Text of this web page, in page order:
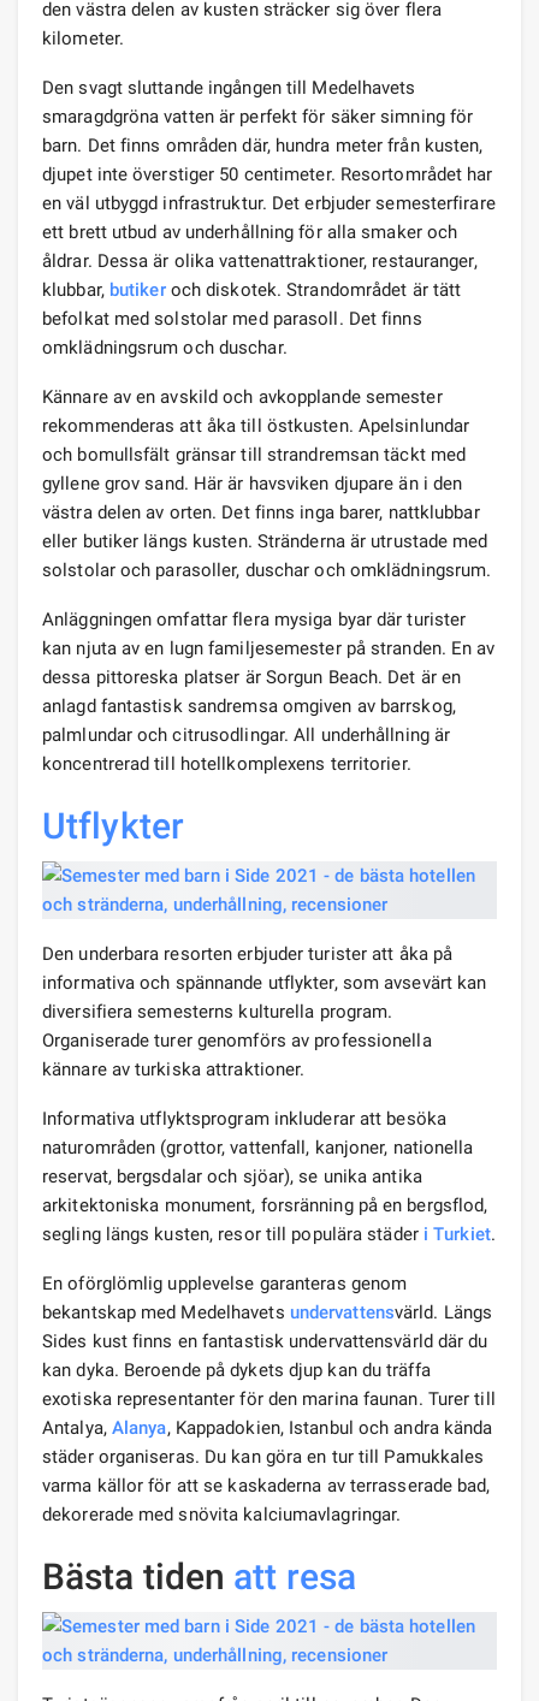
den västra delen av kusten sträcker sig över flera
kilometer.
Den svagt sluttande ingången till Medelhavets
smaragdgröna vatten är perfekt för säker simning för
barn. Det finns områden där, hundra meter från kusten,
djupet inte överstiger 50 centimeter. Resortområdet har
en väl utbyggd infrastruktur. Det erbjuder semesterfirare
ett brett utbud av underhållning för alla smaker och
åldrar. Dessa är olika vattenattraktioner, restauranger,
klubbar, butikeroch diskotek. Strandområdet är tätt
befolkat med solstolar med parasoll. Det finns
omklädningsrum och duschar.
Kännare av en avskild och avkopplande semester
rekommenderas att åka till östkusten. Apelsinlundar
och bomullsfält gränsar till strandremsan täckt med
gyllene grov sand. Här är havsviken djupare än i den
västra delen av orten. Det finns inga barer, nattklubbar
eller butiker längs kusten. Stränderna är utrustade med
solstolar och parasoller, duschar och omklädningsrum.
Anläggningen omfattar flera mysiga byar där turister
kan njuta av en lugn familjesemester på stranden. En av
dessa pittoreska platser är Sorgun Beach. Det är en
anlagd fantastisk sandremsa omgiven av barrskog,
palmlundar och citrusodlingar. All underhållning är
koncentrerad till hotellkomplexens territorier.
Utflykter
Den underbara resorten erbjuder turister att åka på
informativa och spännande utflykter, som avsevärt kan
diversifiera semesterns kulturella program.
Organiserade turer genomförs av professionella
kännare av turkiska attraktioner.
Informativa utflyktsprogram inkluderar att besöka
naturområden (grottor, vattenfall, kanjoner, nationella
reservat, bergsdalar och sjöar), se unika antika
arkitektoniska monument, forsränning på en bergsflod,
segling längs kusten, resor till populära städer i Turkiet.
En oförglömlig upplevelse garanteras genom
bekantskap med Medelhavets undervattensvärld. Längs
Sides kust finns en fantastisk undervattensvärld där du
kan dyka. Beroende på dykets djup kan du träffa
exotiska representanter för den marina faunan. Turer till
Antalya, Alanya, Kappadokien, Istanbul och andra kända
städer organiseras. Du kan göra en tur till Pamukkales
varma källor för att se kaskaderna av terrasserade bad,
dekorerade med snövita kalciumavlagringar.
Bästa tiden att resa